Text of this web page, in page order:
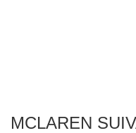
MCLAREN